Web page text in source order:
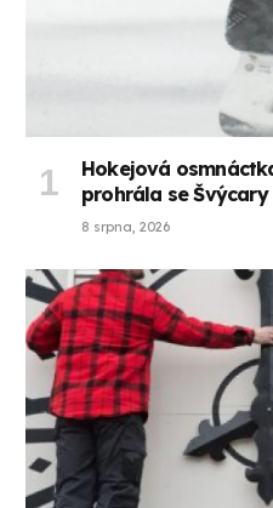
Hokejová
prohrála se
8 srpna, 2026